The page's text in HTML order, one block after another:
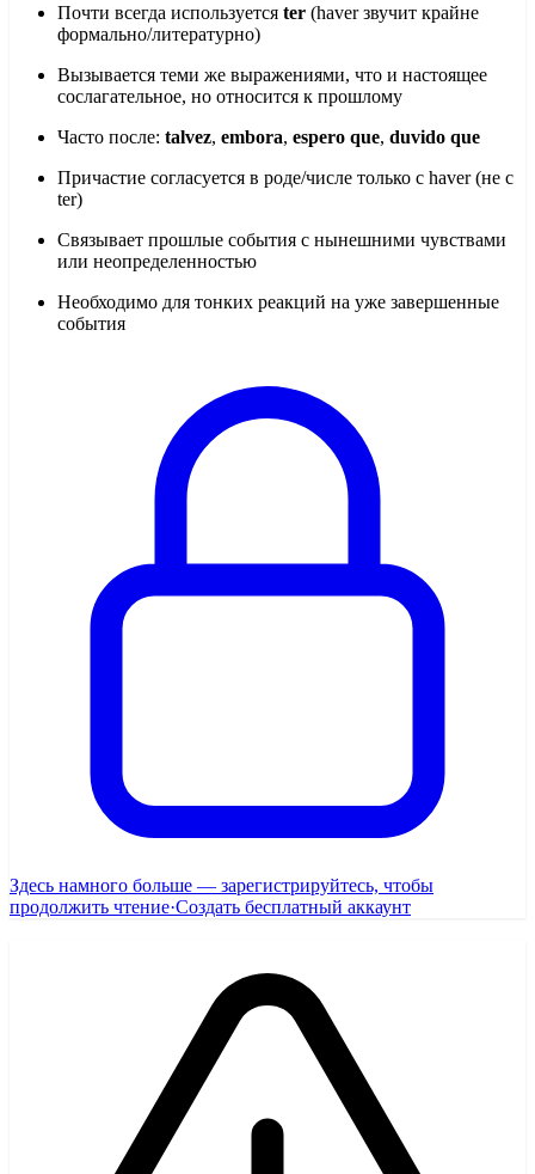
Почти всегда используется ter (haver звучит крайне
формально/литературно)
Вызывается теми же выражениями, что и настоящее
сослагательное, но относится к прошлому
Часто после: talvez, embora, espero que, duvido que
Причастие согласуется в роде/числе только с haver (не с
ter)
Связывает прошлые события с нынешними чувствами
или неопределенностью
Необходимо для тонких реакций на уже завершенные
события
Здесь намного больше — зарегистрируйтесь, чтобы
продолжить чтение·Создать бесплатный аккаунт